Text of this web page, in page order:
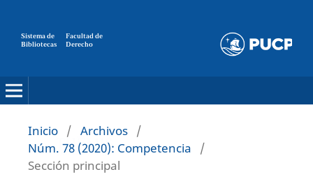
Sistema de
Bibliotecas
Facultad de
Derecho
Inicio / Archivos /
Núm. 78 (2020): Competencia
/
Sección principal